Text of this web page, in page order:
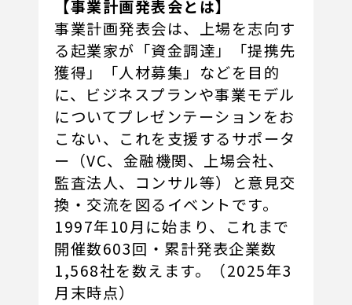
【事業計画発表会とは】
事業計画発表会は、上場を志向す
る起業家が「資金調達」「提携先
獲得」「人材募集」などを目的
に、ビジネスプランや事業モデル
についてプレゼンテーションをお
こない、これを支援するサポータ
ー（VC、金融機関、上場会社、
監査法人、コンサル等）と意見交
換・交流を図るイベントです。
1997年10月に始まり、これまで
開催数603回・累計発表企業数
1,568社を数えます。（2025年3
月末時点）